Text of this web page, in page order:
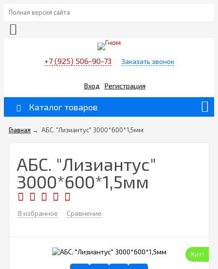
Полная версия сайта
+7 (925) 506-90-73 Заказать звонок
Вход Регистрация
Каталог товаров
Главная → АБС. "Лизиантус" 3000*600*1,5мм
АБС. "Лизиантус"
3000*600*1,5мм
В избранное Сравнение
Хит!